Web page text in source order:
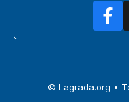
© Lagrada.org •